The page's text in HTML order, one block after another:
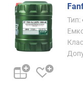
ъ
е
м
(
с
Тип: